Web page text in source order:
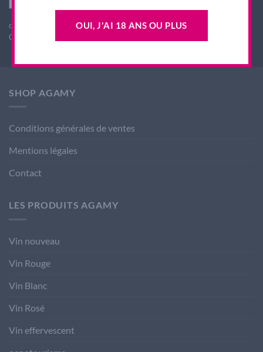
consommer avec modération
CODE DE LA SANTE PUBLIQUE, ART. L. 3342-1 et L. 3353-3
SHOP AGAMY
Conditions générales de ventes
Mentions légales
Contact
LES PRODUITS AGAMY
Vin nouveau
Vin Rouge
Vin Blanc
Vin Rosé
Vin effervescent
OUI, J'AI 18 ANS OU PLUS